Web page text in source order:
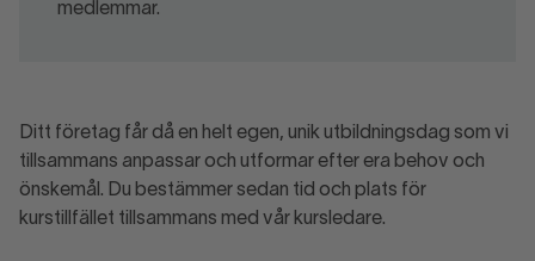
medlemmar.
Ditt företag får då en helt egen, unik utbildningsdag som vi
tillsammans anpassar och utformar efter era behov och
önskemål. Du bestämmer sedan tid och plats för
kurstillfället tillsammans med vår kursledare.